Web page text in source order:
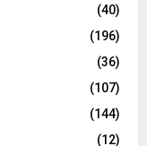
(40)
(196)
(36)
(107)
(144)
(12)